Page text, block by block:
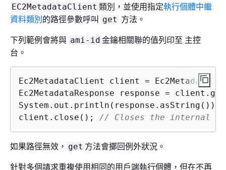
EC2MetadataClient 類別，並使用指定執行個體中繼
資料類別的路徑參數呼叫 get 方法。
下列範例會將與 ami-id 金鑰相關聯的值列印至 主控
台。
Ec2MetadataClient client =
Ec2MetadataResponse response =
System.out.println(response.asString());
client.close(); // Closes the internal
如果路徑無效， get 方法會擲回例外狀況。
針對多個請求重複使用相同的用戶端執行個體，但在不再